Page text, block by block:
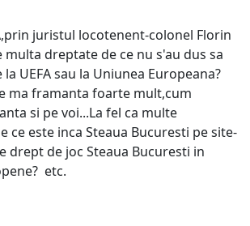
juristul locotenent-colonel Florin
multa dreptate de ce nu s'au dus sa
UEFA sau la Uniunea Europeana?
ma framanta foarte mult,cum
si pe voi...La fel ca multe
ce este inca Steaua Bucuresti pe site-
drept de joc Steaua Bucuresti in
etc.